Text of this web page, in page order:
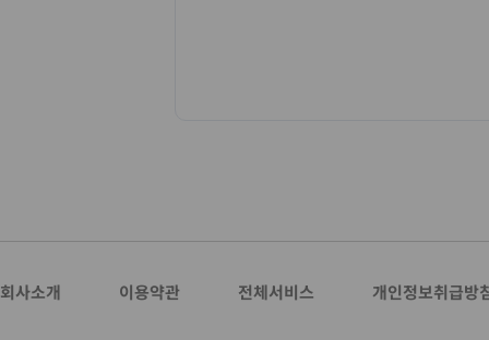
회사소개 이용약관 전체서비스 개인정보취급방